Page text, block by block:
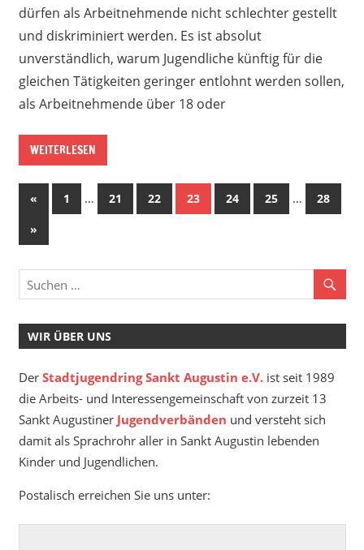
dürfen als Arbeitnehmende nicht schlechter gestellt
und diskriminiert werden. Es ist absolut
unverständlich, warum Jugendliche künftig für die
gleichen Tätigkeiten geringer entlohnt werden sollen,
als Arbeitnehmende über 18 oder
WEITERLESEN
Seitennummerierung
der
Beiträge
«Vorherige
Beiträge
1 … 21 22 23 24 25 …
28
Nächste
Beiträge
»
WIR ÜBER UNS
Der Stadtjugendring Sankt Augustin e.V.ist seit 1989
die Arbeits- und Interessengemeinschaft von zurzeit 13
Sankt Augustiner Jugendverbänden und versteht sich
damit als Sprachrohr aller in Sankt Augustin lebenden
Kinder und Jugendlichen.
Postalisch erreichen Sie uns unter: